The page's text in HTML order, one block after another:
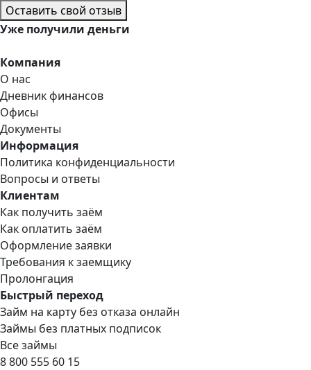
Оставить свой отзыв
Уже получили деньги
Компания
О нас
Дневник финансов
Офисы
Документы
Информация
Политика конфиденциальности
Вопросы и ответы
Клиентам
Как получить заём
Как оплатить заём
Оформление заявки
Требования к заемщику
Пролонгация
Быстрый переход
Займ на карту без отказа онлайн
Займы без платных подписок
Все займы
8 800 555 60 15